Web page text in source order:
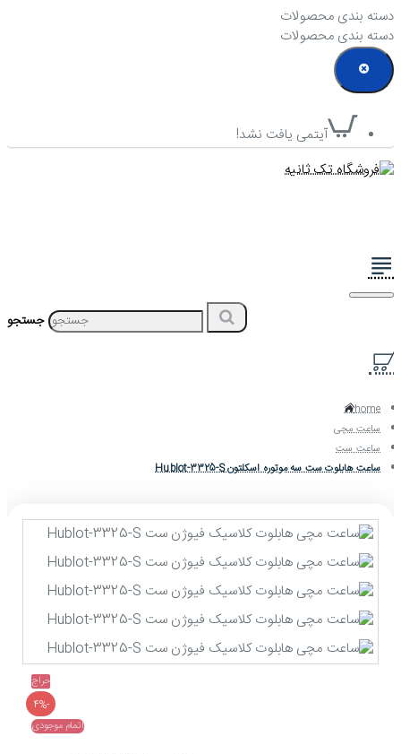
دسته بندی محصولات
دسته بندی محصولات
آیتمی یافت نشد!
جستجو
home
ساعت مچی
ساعت ست
ساعت هابلوت ست سه موتوره اسکلتون Hublot-3325-S
حراج
-4%
اتمام موجودی